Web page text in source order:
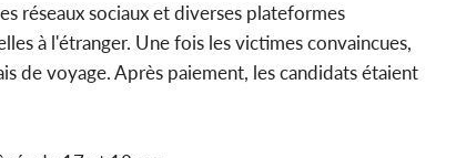
réseaux sociaux et diverses plateformes
à l'étranger. Une fois les victimes convaincues,
de voyage. Après paiement, les candidats étaient